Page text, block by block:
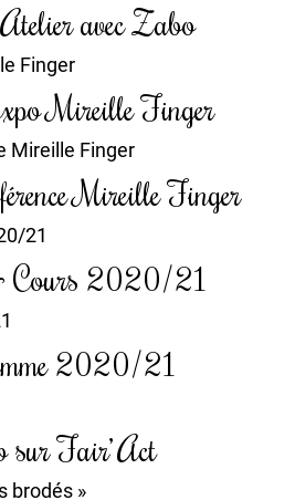
avec Zabo
Mireille Finger
Mireille Finger
Cours 2020/21
2020/21
sur Fair’ Act